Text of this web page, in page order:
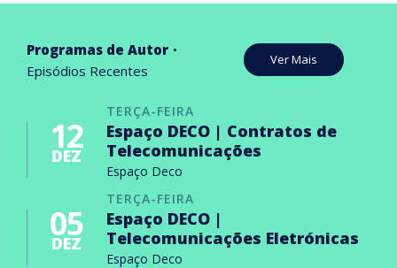
Programas de Autor
Episódios Recentes
Ver Mais
TERÇA-FEIRA
12
DEZ
Espaço DECO | Contratos de
Telecomunicações
Espaço Deco
TERÇA-FEIRA
05
DEZ
Espaço DECO |
Telecomunicações Eletrónicas
Espaço Deco